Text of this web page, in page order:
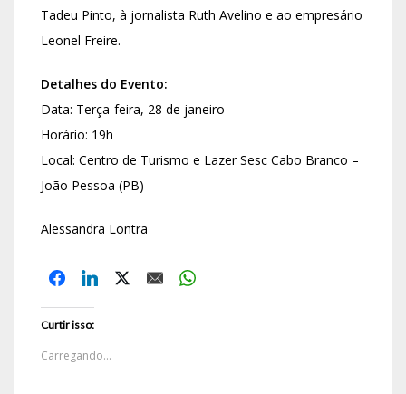
Tadeu Pinto, à jornalista Ruth Avelino e ao empresário
Leonel Freire.
Detalhes do Evento:
Data: Terça-feira, 28 de janeiro
Horário: 19h
Local: Centro de Turismo e Lazer Sesc Cabo Branco –
João Pessoa (PB)
Alessandra Lontra
Curtir isso:
Carregando...